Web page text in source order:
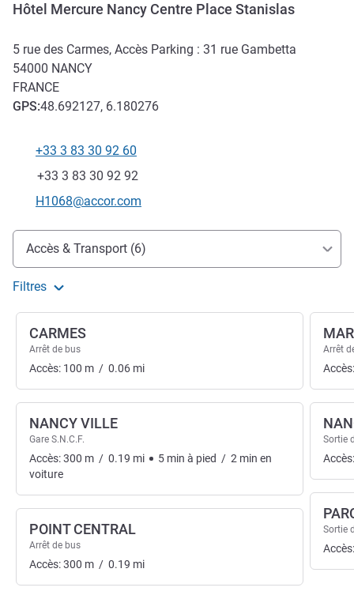
Hôtel Mercure Nancy Centre Place Stanislas
5 rue des Carmes, Accès Parking : 31 rue Gambetta
54000 NANCY
FRANCE
GPS:48.692127, 6.180276
Téléphone
+33 3 83 30 92 60
Fax
+33 3 83 30 92 92
Email de contact
H1068@accor.com
Accès et transports
Accès & Transport (6)
Filtres
CARMES
Arrêt de bus
Accès: 100 m / 0.06 mi
NANCY VILLE
Gare S.N.C.F.
Accès:300 m / 0.19 mi 5 min à pied / 2 min en
voiture
POINT CENTRAL
Arrêt de bus
Accès:300 m / 0.19 mi
Arrêt
Sortie
Sortie